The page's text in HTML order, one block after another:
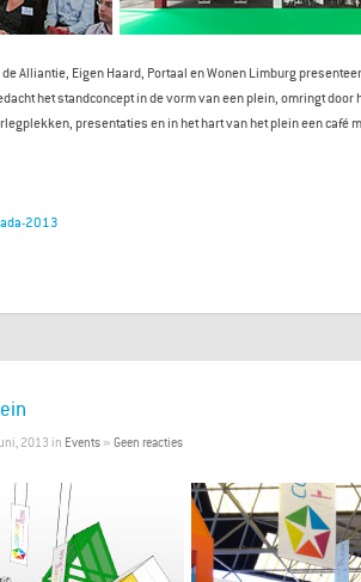
Alliantie, Eigen Haard, Portaal en Wonen Limburg
het standconcept in de vorm van een plein, omringt door
presentaties en in het hart van het plein een café
2013
2013 in Events » Geen reacties